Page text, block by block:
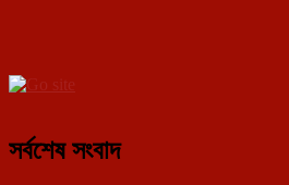
সর্বশেষ সংবাদ